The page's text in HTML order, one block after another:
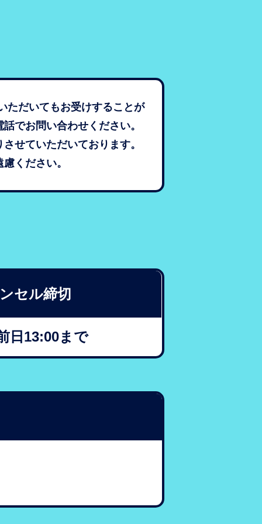
ただいてもお受けすることが
でお問い合わせください。
せていただいております。
ください。
セル締切
日13:00まで